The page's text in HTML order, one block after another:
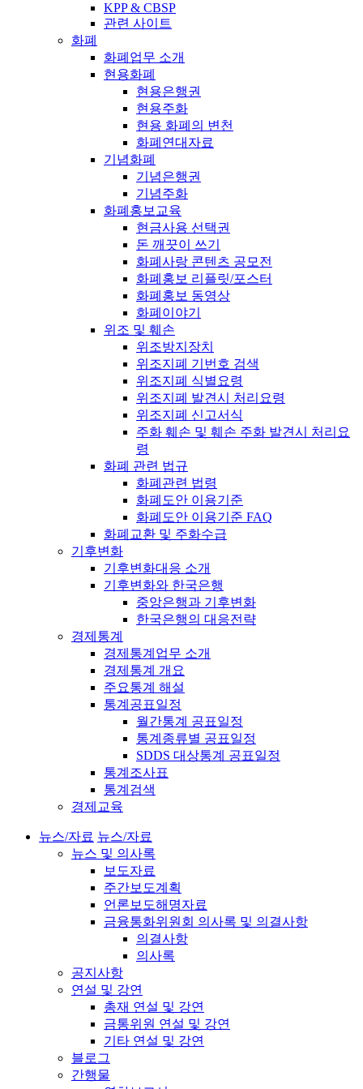
KPP & CBSP
관련 사이트
화폐
화폐업무 소개
현용화폐
현용은행권
현용주화
현용 화폐의 변천
화폐연대자료
기념화폐
기념은행권
기념주화
화폐홍보교육
현금사용 선택권
돈 깨끗이 쓰기
화폐사랑 콘텐츠 공모전
화폐홍보 리플릿/포스터
화폐홍보 동영상
화폐이야기
위조 및 훼손
위조방지장치
위조지폐 기번호 검색
위조지폐 식별요령
위조지폐 발견시 처리요령
위조지폐 신고서식
주화 훼손 및 훼손 주화 발견시 처리요
령
화폐 관련 법규
화폐관련 법령
화폐도안 이용기준
화폐도안 이용기준 FAQ
화폐교환 및 주화수급
기후변화
기후변화대응 소개
기후변화와 한국은행
중앙은행과 기후변화
한국은행의 대응전략
경제통계
경제통계업무 소개
경제통계 개요
주요통계 해설
통계공표일정
월간통계 공표일정
통계종류별 공표일정
SDDS 대상통계 공표일정
통계조사표
통계검색
경제교육
뉴스/자료 뉴스/자료
뉴스 및 의사록
보도자료
주간보도계획
언론보도해명자료
금융통화위원회 의사록 및 의결사항
의결사항
의사록
공지사항
연설 및 강연
총재 연설 및 강연
금통위원 연설 및 강연
기타 연설 및 강연
블로그
간행물